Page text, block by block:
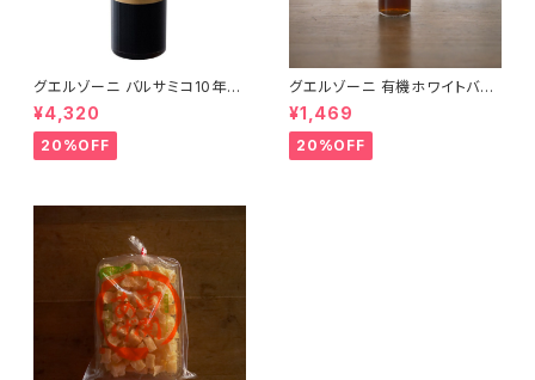
グエルゾーニ バルサミコ10年熟
成
¥4,320
20%OFF
グエルゾーニ 有機ホワイトバル
サミコ
¥1,469
20%OFF